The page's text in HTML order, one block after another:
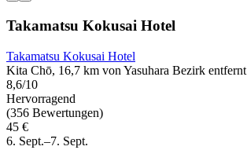
Takamatsu Kokusai Hotel
Takamatsu Kokusai Hotel
Kita Chō, 16,7 km von Yasuhara Bezirk entfernt
8,6/10
Hervorragend
(356 Bewertungen)
45 €
6. Sept.–7. Sept.